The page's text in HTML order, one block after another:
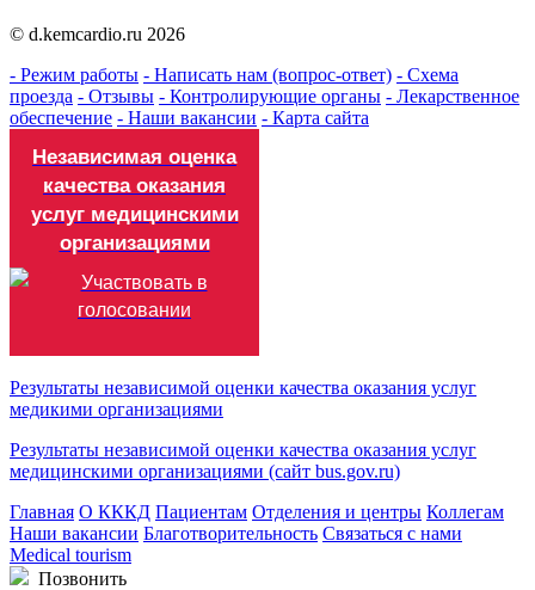
© d.kemcardio.ru 2026
- Режим работы - Написать нам (вопрос-ответ) - Схема
проезда - Отзывы - Контролирующие органы - Лекарственное
обеспечение - Наши вакансии - Карта сайта
Независимая оценка
качества оказания
услуг медицинскими
организациями
Результаты независимой оценки качества оказания услуг
медикими организациями
Результаты независимой оценки качества оказания услуг
медицинскими организациями (сайт bus.gov.ru)
Главная О КККД Пациентам Отделения и центры Коллегам
Наши вакансии Благотворительность Связаться с нами
Medical tourism
Позвонить